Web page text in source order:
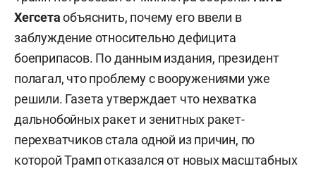
Хегсетаобъяснить, почему его ввели в
заблуждение относительно дефицита
боеприпасов. По данным издания, президент
полагал, что проблему с вооружениями уже
решили. Газета утверждает что нехватка
дальнобойных ракет и зенитных ракет-
перехватчиков стала одной из причин, по
которой Трамп отказался от новых масштабных